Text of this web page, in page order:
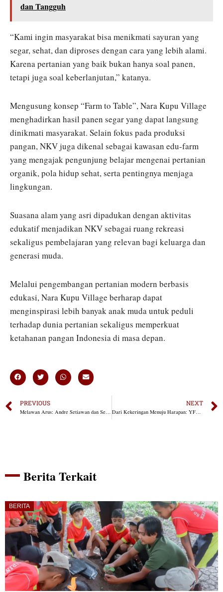
dan Tangguh
“Kami ingin masyarakat bisa menikmati sayuran yang
segar, sehat, dan diproses dengan cara yang lebih alami.
Karena pertanian yang baik bukan hanya soal panen,
tetapi juga soal keberlanjutan,” katanya.
Mengusung konsep “Farm to Table”, Nara Kupu Village
menghadirkan hasil panen segar yang dapat langsung
dinikmati masyarakat. Selain fokus pada produksi
pangan, NKV juga dikenal sebagai kawasan edu-farm
yang mengajak pengunjung belajar mengenai pertanian
organik, pola hidup sehat, serta pentingnya menjaga
lingkungan.
Suasana alam yang asri dipadukan dengan aktivitas
edukatif menjadikan NKV sebagai ruang rekreasi
sekaligus pembelajaran yang relevan bagi keluarga dan
generasi muda.
Melalui pengembangan pertanian modern berbasis
edukasi, Nara Kupu Village berharap dapat
menginspirasi lebih banyak anak muda untuk peduli
terhadap dunia pertanian sekaligus memperkuat
ketahanan pangan Indonesia di masa depan.
PREVIOUS
Melawan Arus: Andre Setiawan dan Semangat Generasi Muda untuk Pertanian Indonesia
NEXT
Dari Kekeringan Menuju Harapan: YFMG Dampingi Kampung Maumolo Bangkit dari Akar
Berita Terkait
BERITA